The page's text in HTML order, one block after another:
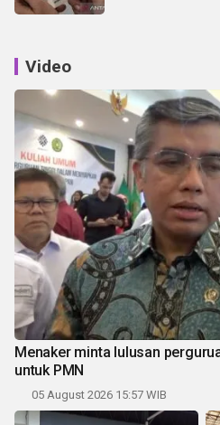
Video
Menaker minta lulusan
untuk PMN
05 August 2026 15:57 WIB